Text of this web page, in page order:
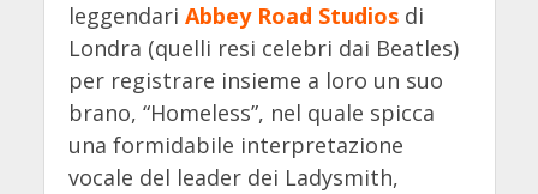
leggendari Abbey Road Studiosdi
Londra (quelli resi celebri dai Beatles)
per registrare insieme a loro un suo
brano, “Homeless”, nel quale spicca
una formidabile interpretazione
vocale del leader dei Ladysmith,